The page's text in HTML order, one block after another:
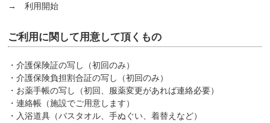
→ 利用開始
ご利用に関して用意して頂くもの
・介護保険証の写し（初回のみ）
・介護保険負担割合証の写し（初回のみ）
・お薬手帳の写し（初回、服薬変更があれば連絡必要）
・連絡帳（施設でご用意します）
・入浴道具（バスタオル、手ぬぐい、着替えなど）